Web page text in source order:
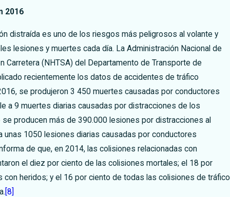
2016
distraída es uno de los riesgos más peligrosos al volante y
lesiones y muertes cada día. La Administración Nacional de
Carretera (NHTSA) del Departamento de Transporte de
recientemente los datos de accidentes de tráfico
se produjeron 3 450 muertes causadas por conductores
a 9 muertes diarias causadas por distracciones de los
se producen más de 390.000 lesiones por distracciones al
unas 1050 lesiones diarias causadas por conductores
de que, en 2014, las colisiones relacionadas con
el diez por ciento de las colisiones mortales; el 18 por
con heridos; y el 16 por ciento de todas las colisiones de tráfico
[8]